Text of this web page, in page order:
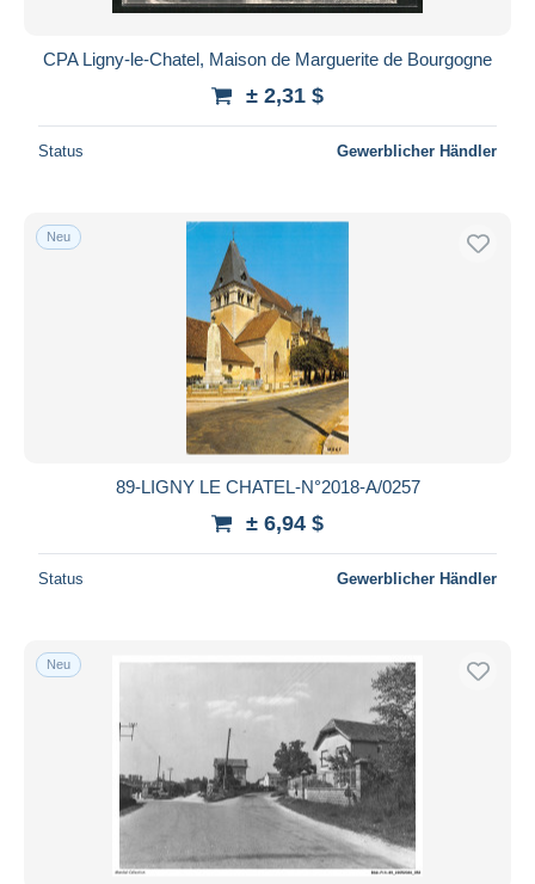
CPA Ligny-le-Chatel, Maison de Marguerite de Bourgogne
± 2,31 $
Status Gewerblicher Händler
Neu
89-LIGNY LE CHATEL-N°2018-A/0257
± 6,94 $
Status Gewerblicher Händler
Neu